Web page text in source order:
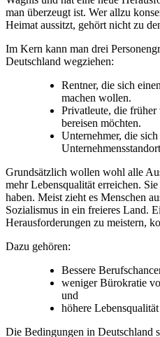
man überzeugt ist. Wer allzu
Heimat aussitzt, gehört nicht zu
Im Kern kann man drei
Deutschland wegziehen:
Rentner, die sich
machen wollen.
Privatleute, die
bereisen möchten.
Unternehmer, die
Grundsätzlich wollen wohl alle
mehr Lebensqualität erreichen.
haben. Meist zieht es Menschen
Sozialismus in ein freieres Land.
Herausforderungen zu meistern,
Dazu gehören:
Bessere
weniger Bürokratie
und
höhere
Die Bedingungen in Deutschland